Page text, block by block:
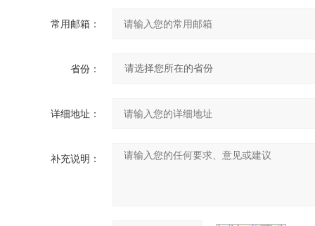
常用邮箱：
省份：
详细地址：
补充说明：